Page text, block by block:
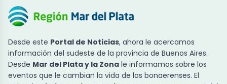
Desde este Portal de Noticias, ahora le acercamos
información del sudeste de la provincia de Buenos Aires.
Desde Mar del Plata y la Zona le informamos sobre los
eventos que le cambian la vida de los bonaerenses. El